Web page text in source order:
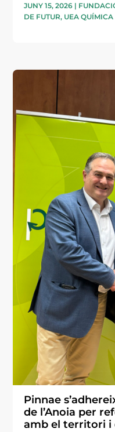
JUNY 15, 2026 |
DE FUTUR, UEA QUÍMICA
Pinnae
de l’Anoia per
amb el territori i